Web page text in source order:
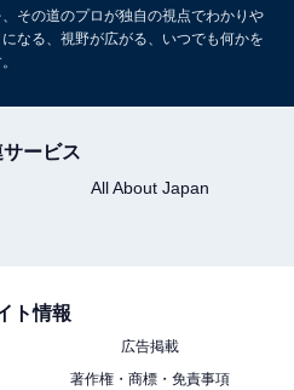
質問には、63.1％が「試し
代では82.3％と最も高く、次
高い一方で、実際に転職する
じている割合も最多でした。
あれば試してみたいと考える
の期間、インターネット上で
その道のプロが独自の視点でわかりや
なる、視野が広がる、いつでも何かを
サービス
All About Japan
ト情報
広告掲載
著作権・商標・免責事項